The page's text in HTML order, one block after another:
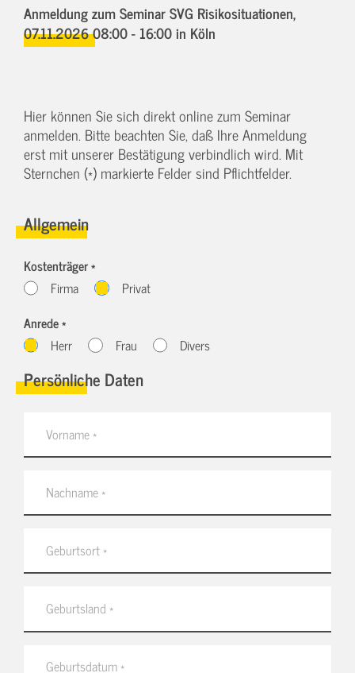
Anmeldung zum Seminar SVG Risikosituationen,
07.11.2026 08:00 - 16:00in Köln
Hier können Sie sich direkt online zum Seminar
anmelden. Bitte beachten Sie, daß Ihre Anmeldung
erst mit unserer Bestätigung verbindlich wird. Mit
Sternchen (*) markierte Felder sind Pflichtfelder.
Allgemein
Kostenträger *
Firma
Privat
Anrede *
Herr
Frau Divers
Persönliche Daten